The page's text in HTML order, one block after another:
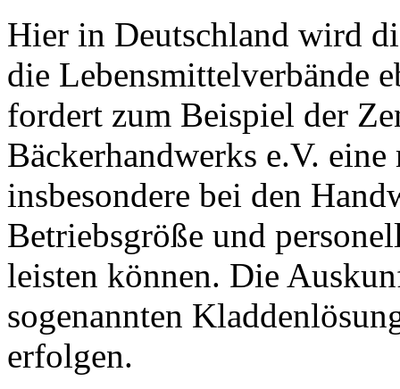
Hier in Deutschland wird
die Lebensmittelverbände
fordert zum Beispiel der
Bäckerhandwerks e.V.
insbesondere bei den
Betriebsgröße und
leisten können. Die
sogenannten
erfolgen.